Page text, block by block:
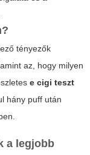
tényezők
az, hogy milyen
e cigi teszt
hány puff után
a legjobb